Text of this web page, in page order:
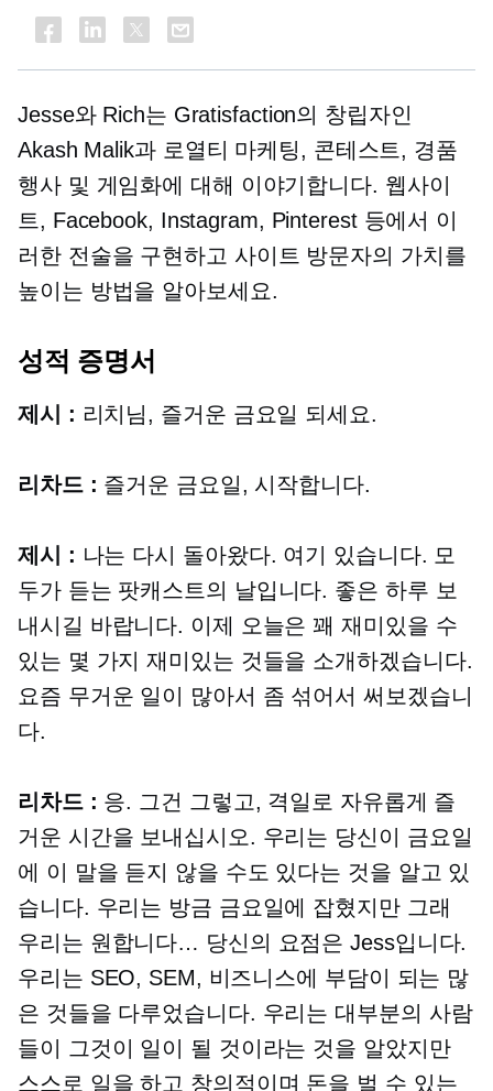
Jesse와 Rich는 Gratisfaction의 창립자인
Akash Malik과 로열티 마케팅, 콘테스트, 경품
행사 및 게임화에 대해 이야기합니다. 웹사이
트, Facebook, Instagram, Pinterest 등에서 이
러한 전술을 구현하고 사이트 방문자의 가치를
높이는 방법을 알아보세요.
성적 증명서
제시 : 리치님, 즐거운 금요일 되세요.
리차드 : 즐거운 금요일, 시작합니다.
제시 : 나는 다시 돌아왔다. 여기 있습니다. 모
두가 듣는 팟캐스트의 날입니다. 좋은 하루 보
내시길 바랍니다. 이제 오늘은 꽤 재미있을 수
있는 몇 가지 재미있는 것들을 소개하겠습니다.
요즘 무거운 일이 많아서 좀 섞어서 써보겠습니
다.
리차드 : 응. 그건 그렇고, 격일로 자유롭게 즐
거운 시간을 보내십시오. 우리는 당신이 금요일
에 이 말을 듣지 않을 수도 있다는 것을 알고 있
습니다. 우리는 방금 금요일에 잡혔지만 그래
우리는 원합니다… 당신의 요점은 Jess입니다.
우리는 SEO, SEM, 비즈니스에 부담이 되는 많
은 것들을 다루었습니다. 우리는 대부분의 사람
들이 그것이 일이 될 것이라는 것을 알았지만
스스로 일을 하고 창의적이며 돈을 벌 수 있는